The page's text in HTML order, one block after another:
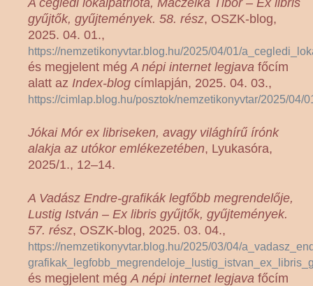
gyűjtők, gyűjtemények. 58. rész, OSZK-blog,
2025. 04. 01.,
https://nemzetikonyvtar.blog.hu/2025/04/01/
és megjelent még A népi internet legjava főcím
alatt az Index-blog címlapján, 2025. 04. 03.,
https://cimlap.blog.hu/posztok/nemzetikonyvtar/2025/
Jókai Mór ex libriseken, avagy világhírű írónk
alakja az utókor emlékezetében, Lyukasóra,
2025/1., 12–14.
A Vadász Endre-grafikák legfőbb megrendelője,
Lustig István – Ex libris gyűjtők, gyűjtemények.
57. rész, OSZK-blog, 2025. 03. 04.,
https://nemzetikonyvtar.blog.hu/2025/03/04/
és megjelent még A népi internet legjava főcím